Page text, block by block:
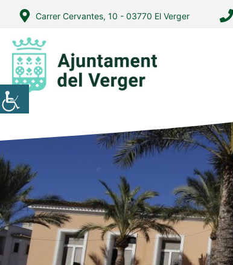
contingut
Carrer Cervantes, 10 - 03770 El Verger